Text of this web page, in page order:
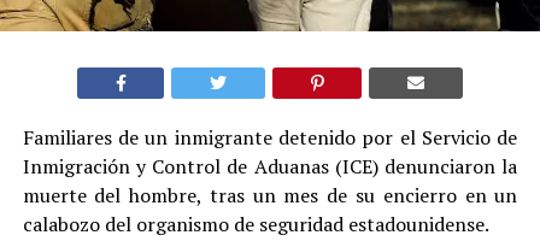
Familiares de un inmigrante detenido por el Servicio de
Inmigración y Control de Aduanas (ICE) denunciaron la
muerte del hombre, tras un mes de su encierro en un
calabozo del organismo de seguridad estadounidense.